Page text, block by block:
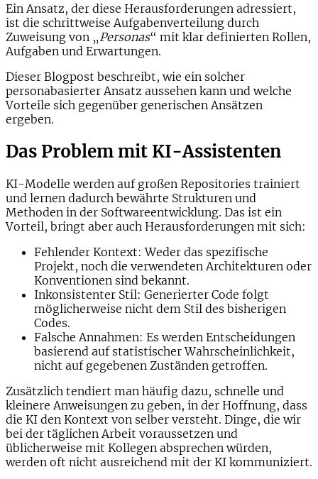
Ein Ansatz, der diese Herausforderungen adressiert,
ist die schrittweise Aufgabenverteilung durch
Zuweisung von „ Personas“ mit klar definierten Rollen,
Aufgaben und Erwartungen.
Dieser Blogpost beschreibt, wie ein solcher
personabasierter Ansatz aussehen kann und welche
Vorteile sich gegenüber generischen Ansätzen
ergeben.
Das Problem mit KI-Assistenten
KI-Modelle werden auf großen Repositories trainiert
und lernen dadurch bewährte Strukturen und
Methoden in der Softwareentwicklung. Das ist ein
Vorteil, bringt aber auch Herausforderungen mit sich:
Fehlender Kontext: Weder das spezifische
Projekt, noch die verwendeten Architekturen oder
Konventionen sind bekannt.
Inkonsistenter Stil: Generierter Code folgt
möglicherweise nicht dem Stil des bisherigen
Codes.
Falsche Annahmen: Es werden Entscheidungen
basierend auf statistischer Wahrscheinlichkeit,
nicht auf gegebenen Zuständen getroffen.
Zusätzlich tendiert man häufig dazu, schnelle und
kleinere Anweisungen zu geben, in der Hoffnung, dass
die KI den Kontext von selber versteht. Dinge, die wir
bei der täglichen Arbeit voraussetzen und
üblicherweise mit Kollegen absprechen würden,
werden oft nicht ausreichend mit der KI kommuniziert.